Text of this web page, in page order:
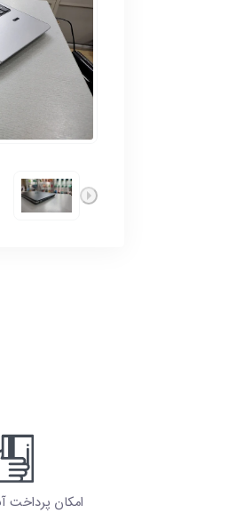
امکان پرداخت